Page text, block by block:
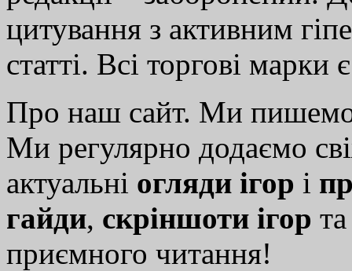
цитування з активним
статті. Всі торгові марки
Про наш сайт. Ми
Ми регулярно додаємо
актуальні огляди ігор і
гайди, скріншоти ігор
приємного читання!